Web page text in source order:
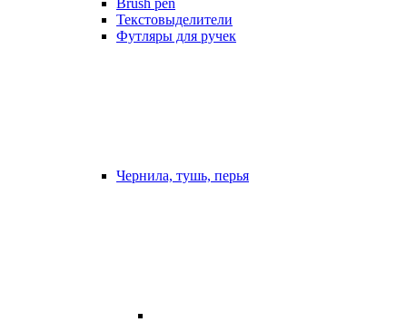
Текстовыделители
Футляры для ручек
Чернила, тушь, перья